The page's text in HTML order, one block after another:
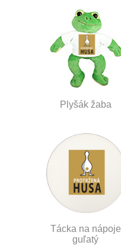
Plyšák žaba
Tácka na nápoje
guľatý